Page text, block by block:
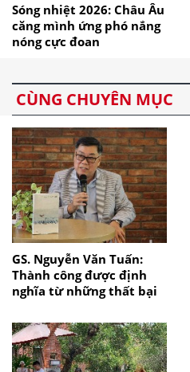
Sóng nhiệt 2026: Châu Âu
căng mình ứng phó nắng
nóng cực đoan
CÙNG CHUYÊN MỤC
GS. Nguyễn Văn Tuấn:
Thành công được định
nghĩa từ những thất bại